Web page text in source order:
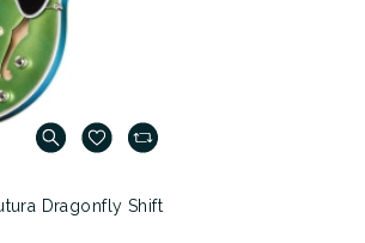
Dragonfly Shift